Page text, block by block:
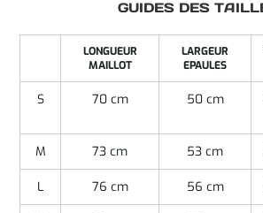
GUIDES DES
LONGUEUR
MAILLOT
LARGEUR
EPAULES
S 70 cm 50 cm
M 73 cm 53 cm
L 76 cm 56 cm